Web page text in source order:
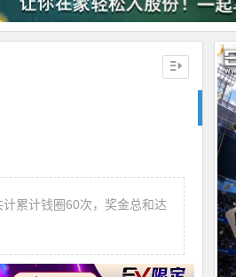
累计钱圈60次，奖金总和达